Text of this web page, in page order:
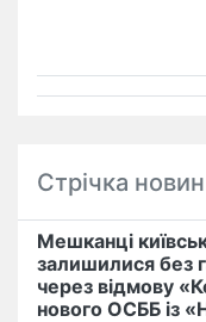
Стрічка новин
Мешканці
залишилися без
через відмову
нового ОСББ із